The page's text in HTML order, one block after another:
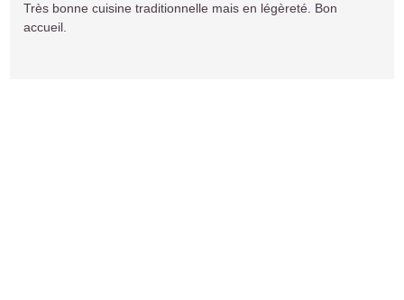
Très bonne cuisine traditionnelle mais en légèreté. Bon
accueil.